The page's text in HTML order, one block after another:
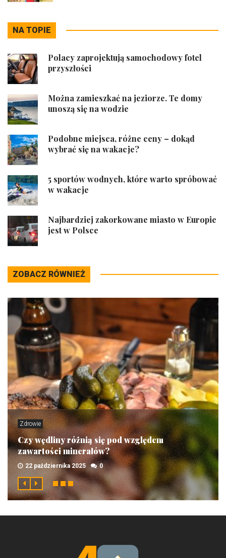
NA TOPIE
Polacy zaprojektują samochodowy fotel
przyszłości
Można zamieszkać na jeziorze. Te domy
unoszą się na wodzie
Podobne miejsca, różne ceny – dokąd
wybrać się na wakacje?
5 sportów wodnych, które warto spróbować
w wakacje
Najbardziej zakorkowane miasto w Europie
jest w Polsce
ZOBACZ RÓWNIEŻ
Zdrowie
Czy wędliny różnią się pod względem
zawartości minerałów?
22 października 2025 0